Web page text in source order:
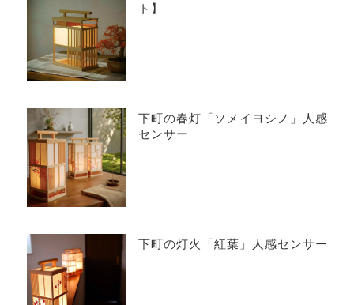
ト】
下町の春灯「ソメイヨシノ」人感
センサー
下町の灯火「紅葉」人感センサー